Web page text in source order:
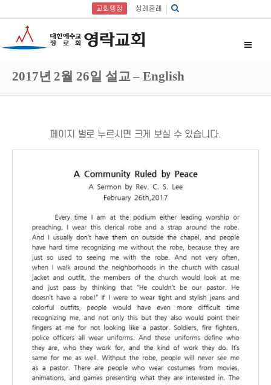
교회행정 상례혼례
2017년 2월 26일 설교 – English
페이지 별로 누르시면 크게 보실 수 있습니다.